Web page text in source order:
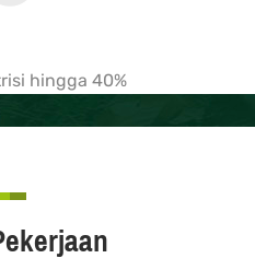
hingga 40%